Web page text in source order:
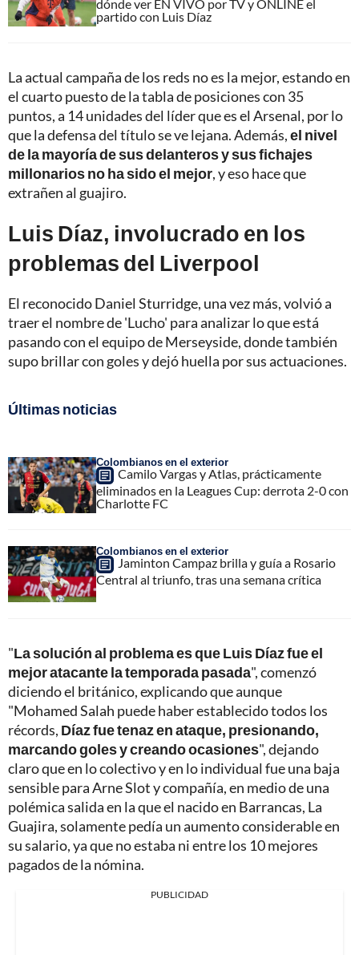
dónde ver EN VIVO por TV y ONLINE el
partido con Luis Díaz
La actual campaña de los reds no es la mejor, estando en
el cuarto puesto de la tabla de posiciones con 35
puntos, a 14 unidades del líder que es el Arsenal, por lo
que la defensa del título se ve lejana. Además,el nivel
de la mayoría de sus delanteros y sus fichajes
millonarios no ha sido el mejor, y eso hace que
extrañen al guajiro.
Luis Díaz, involucrado en los
problemas del Liverpool
El reconocido Daniel Sturridge, una vez más, volvió a
traer el nombre de 'Lucho' para analizar lo que está
pasando con el equipo de Merseyside, donde también
supo brillar con goles y dejó huella por sus actuaciones.
Últimas noticias
Colombianos en el exterior
Camilo Vargas y Atlas, prácticamente
eliminados en la Leagues Cup: derrota 2-0 con
Charlotte FC
Colombianos en el exterior
Jaminton Campaz brilla y guía a Rosario
Central al triunfo, tras una semana crítica
"La solución al problema es que Luis Díaz fue el
mejor atacante la temporada pasada", comenzó
diciendo el británico, explicando que aunque
"Mohamed Salah puede haber establecido todos los
récords, Díaz fue tenaz en ataque, presionando,
marcando goles y creando ocasiones", dejando
claro que en lo colectivo y en lo individual fue una baja
sensible para Arne Slot y compañía, en medio de una
polémica salida en la que el nacido en Barrancas, La
Guajira, solamente pedía un aumento considerable en
su salario, ya que no estaba ni entre los 10 mejores
pagados de la nómina.
PUBLICIDAD